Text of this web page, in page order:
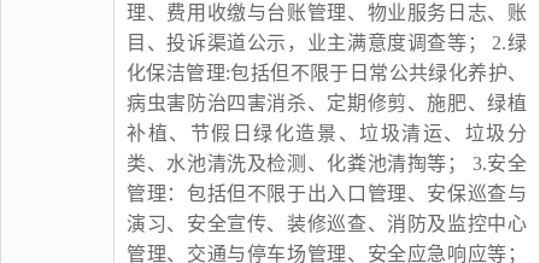
理、费用收缴与台账管理、物业服务日志、账
目、投诉渠道公示，业主满意度调查等； 2.绿
化保洁管理:包括但不限于日常公共绿化养护、
病虫害防治四害消杀、定期修剪、施肥、绿植
补植、节假日绿化造景、垃圾清运、垃圾分
类、水池清洗及检测、化粪池清掏等； 3.安全
管理：包括但不限于出入口管理、安保巡查与
演习、安全宣传、装修巡查、消防及监控中心
管理、交通与停车场管理、安全应急响应等；